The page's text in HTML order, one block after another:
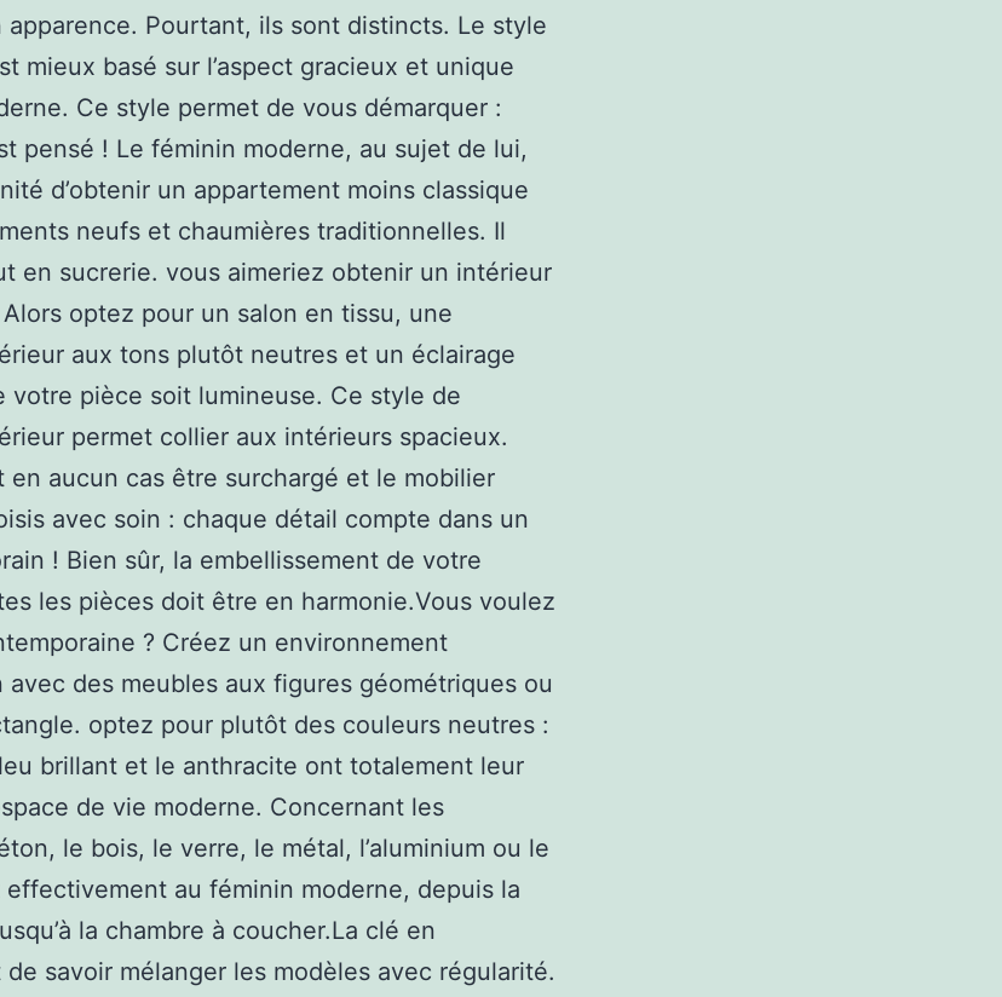
apparence. Pourtant, ils sont distincts. Le style
mieux basé sur l’aspect gracieux et unique
Ce style permet de vous démarquer :
pensé ! Le féminin moderne, au sujet de lui,
d’obtenir un appartement moins classique
neufs et chaumières traditionnelles. Il
en sucrerie. vous aimeriez obtenir un intérieur
optez pour un salon en tissu, une
aux tons plutôt neutres et un éclairage
votre pièce soit lumineuse. Ce style de
permet collier aux intérieurs spacieux.
en aucun cas être surchargé et le mobilier
avec soin : chaque détail compte dans un
! Bien sûr, la embellissement de votre
les pièces doit être en harmonie.Vous voulez
? Créez un environnement
des meubles aux figures géométriques ou
optez pour plutôt des couleurs neutres :
brillant et le anthracite ont totalement leur
de vie moderne. Concernant les
le bois, le verre, le métal, l’aluminium ou le
au féminin moderne, depuis la
la chambre à coucher.La clé en
de savoir mélanger les modèles avec régularité.